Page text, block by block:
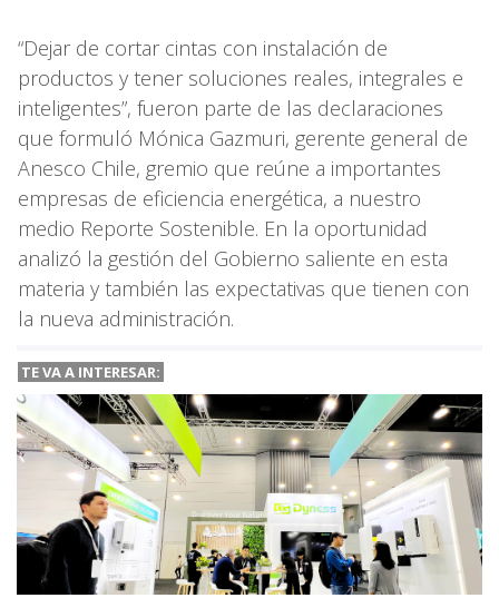
“Dejar de cortar cintas con instalación de
productos y tener soluciones reales, integrales e
inteligentes”, fueron parte de las declaraciones
que formuló Mónica Gazmuri, gerente general de
Anesco Chile, gremio que reúne a importantes
empresas de eficiencia energética, a nuestro
medio Reporte Sostenible. En la oportunidad
analizó la gestión del Gobierno saliente en esta
materia y también las expectativas que tienen con
la nueva administración.
TE VA A INTERESAR: